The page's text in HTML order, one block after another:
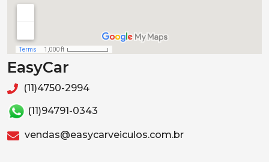
EasyCar
(11)4750-2994
(11)94791-0343
vendas@easycarveiculos.com.br